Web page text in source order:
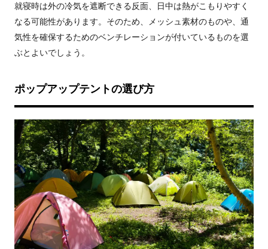
就寝時は外の冷気を遮断できる反面、日中は熱がこもりやすく
なる可能性があります。そのため、メッシュ素材のものや、通
気性を確保するためのベンチレーションが付いているものを選
ぶとよいでしょう。
ポップアップテントの選び方